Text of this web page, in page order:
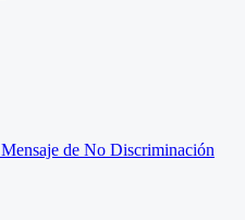
Mensaje de No Discriminación